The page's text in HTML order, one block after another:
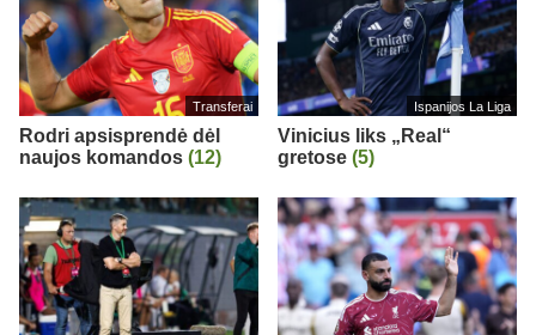
Transferai
Rodri apsisprendė dėl
naujos komandos (12)
Ispanijos La Liga
Vinicius liks „Real“
gretose (5)